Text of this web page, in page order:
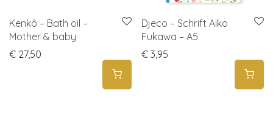
Kenkô – Bath oil –
Mother & baby
€ 27,50
Djeco – Schrift Aiko
Fukawa – A5
€ 3,95